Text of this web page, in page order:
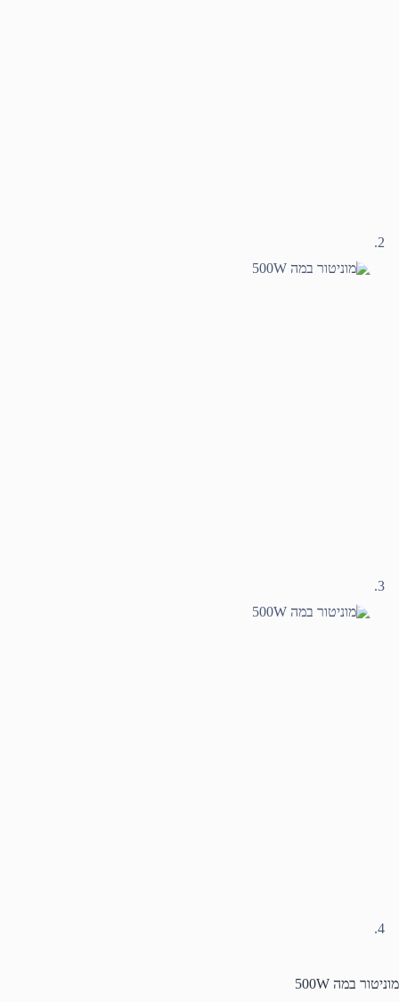
מוניטור במה 500W